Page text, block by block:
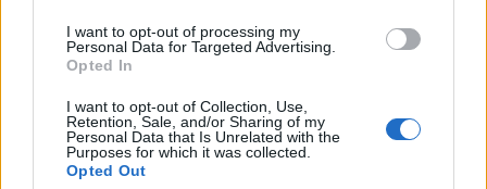
I want to opt-out of processing my
Personal Data for Targeted Advertising.
Opted In
I want to opt-out of Collection, Use,
Retention, Sale, and/or Sharing of my
Personal Data that Is Unrelated with the
Purposes for which it was collected.
Opted Out
Sismo de 4,1 sentido em Portugal
Continental com epicentro em